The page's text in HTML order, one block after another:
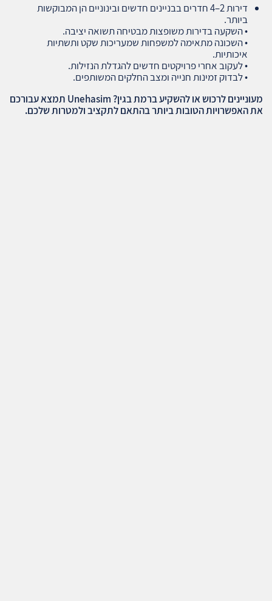
דירות 2–4 חדרים בבניינים חדשים ובינוניים הן המבוקשות
ביותר.
• השקעה בדירות משופצות מבטיחה תשואה יציבה.
• השכונה מתאימה למשפחות שמעריכות שקט ותשתיות
איכותיות.
• לעקוב אחרי פרויקטים חדשים להגדלת הנזילות.
• לבדוק זמינות חנייה ומצב החלקים המשותפים.
מעוניינים לרכוש או להשקיע ברמת בגין? Unehasim תמצא עבורכם
את האפשרויות הטובות ביותר בהתאם לתקציב ולמטרות שלכם.